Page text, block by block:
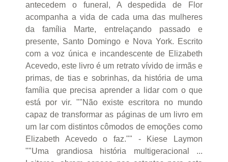
antecedem o funeral, A despedida de Flor
acompanha a vida de cada uma das mulheres
da família Marte, entrelaçando passado e
presente, Santo Domingo e Nova York. Escrito
com a voz única e incandescente de Elizabeth
Acevedo, este livro é um retrato vívido de irmãs e
primas, de tias e sobrinhas, da história de uma
família que precisa aprender a lidar com o que
está por vir. ""Não existe escritora no mundo
capaz de transformar as páginas de um livro em
um lar com distintos cômodos de emoções como
Elizabeth Acevedo o faz."" - Kiese Laymon
""Uma grandiosa história multigeracional ...